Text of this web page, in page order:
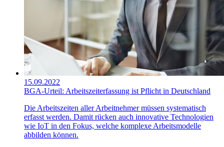
15.09.2022
BGA-Urteil: Arbeitszeiterfassung ist Pflicht in Deutschland
Die Arbeitszeiten aller Arbeitnehmer müssen systematisch
erfasst werden. Damit rücken auch innovative Technologien
wie IoT in den Fokus, welche komplexe Arbeitsmodelle
abbilden können.